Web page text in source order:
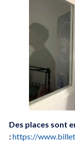
Des places sont
:https://